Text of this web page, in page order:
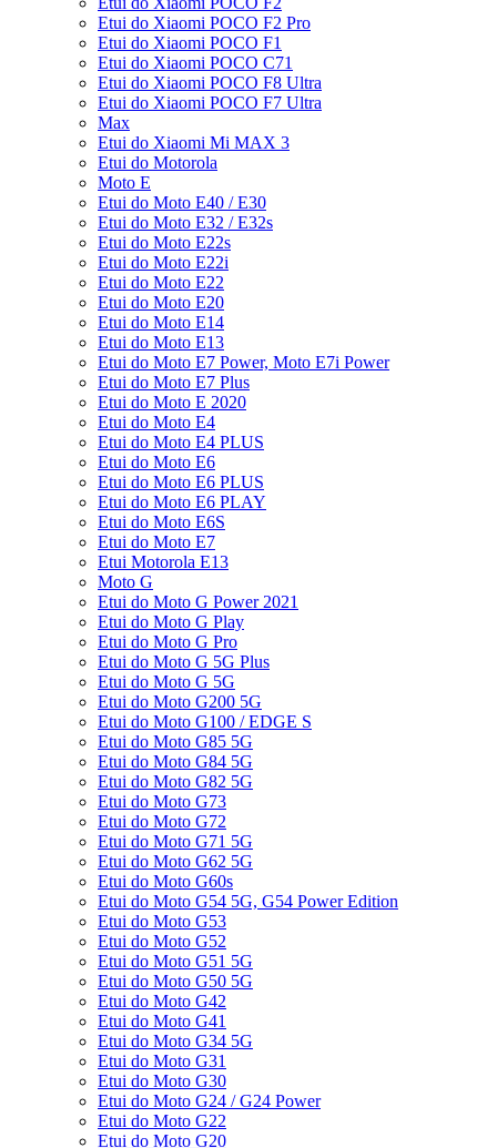
Etui do Xiaomi POCO F2 Pro
Etui do Xiaomi POCO F1
Etui do Xiaomi POCO C71
Etui do Xiaomi POCO F8 Ultra
Etui do Xiaomi POCO F7 Ultra
Max
Etui do Xiaomi Mi MAX 3
Etui do Motorola
Moto E
Etui do Moto E40 / E30
Etui do Moto E32 / E32s
Etui do Moto E22s
Etui do Moto E22i
Etui do Moto E22
Etui do Moto E20
Etui do Moto E14
Etui do Moto E13
Etui do Moto E7 Power, Moto E7i Power
Etui do Moto E7 Plus
Etui do Moto E 2020
Etui do Moto E4
Etui do Moto E4 PLUS
Etui do Moto E6
Etui do Moto E6 PLUS
Etui do Moto E6 PLAY
Etui do Moto E6S
Etui do Moto E7
Etui Motorola E13
Moto G
Etui do Moto G Power 2021
Etui do Moto G Play
Etui do Moto G Pro
Etui do Moto G 5G Plus
Etui do Moto G 5G
Etui do Moto G200 5G
Etui do Moto G100 / EDGE S
Etui do Moto G85 5G
Etui do Moto G84 5G
Etui do Moto G82 5G
Etui do Moto G73
Etui do Moto G72
Etui do Moto G71 5G
Etui do Moto G62 5G
Etui do Moto G60s
Etui do Moto G54 5G, G54 Power Edition
Etui do Moto G53
Etui do Moto G52
Etui do Moto G51 5G
Etui do Moto G50 5G
Etui do Moto G42
Etui do Moto G41
Etui do Moto G34 5G
Etui do Moto G31
Etui do Moto G30
Etui do Moto G24 / G24 Power
Etui do Moto G22
Etui do Moto G20